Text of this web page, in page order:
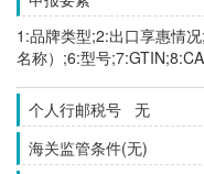
1:品牌类型;2:出口享惠情
名称）;6:型号
个人行邮税号 无
海关监管条件(无)